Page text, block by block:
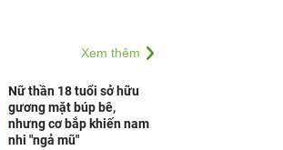
Xem thêm
Nữ thần 18 tuổi sở hữu
gương mặt búp bê,
nhưng cơ bắp khiến nam
nhi "ngả mũ"